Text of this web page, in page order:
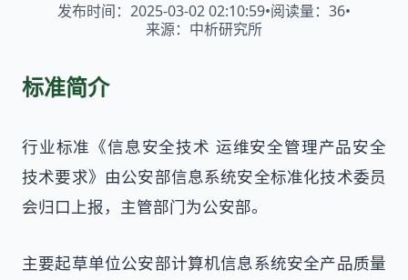
发布时间：2025-03-02 02:10:59•阅读量： 36•
来源：中析研究所
标准简介
行业标准《信息安全技术 运维安全管理产品安全
技术要求》由公安部信息系统安全标准化技术委员
会归口上报，主管部门为公安部。
主要起草单位公安部计算机信息系统安全产品质量